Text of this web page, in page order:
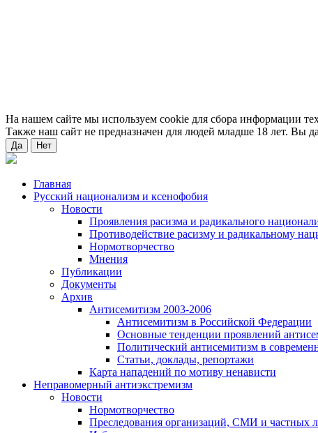
На нашем сайте мы используем cookie для сбора информации
Также наш сайт не предназначен для людей младше 18 лет. Вы
Да Нет
Главная
Русский национализм и ксенофобия
Новости
Проявления расизма и радикального
Противодействие расизму и радикальному
Нормотворчество
Мнения
Публикации
Документы
Архив
Антисемитизм 2003-2006
Антисемитизм в Российской Федерации
Основные тенденции проявлений
Политический антисемитизм в
Статьи, доклады, репортажи
Карта нападений по мотиву ненависти
Неправомерный антиэкстремизм
Новости
Нормотворчество
Преследования организаций, СМИ и частных